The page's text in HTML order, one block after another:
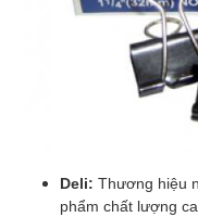
Deli: Thương hiệu
phẩm chất lượng